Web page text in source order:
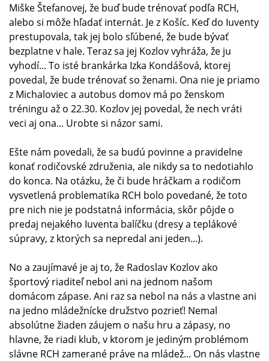
Miške Štefanovej, že buď bude trénovať podľa RCH,
alebo si môže hľadať internát. Je z Košíc. Keď do Iuventy
prestupovala, tak jej bolo sľúbené, že bude bývať
bezplatne v hale. Teraz sa jej Kozlov vyhráža, že ju
vyhodí... To isté brankárka Izka Kondášová, ktorej
povedal, že bude trénovať so ženami. Ona nie je priamo
z Michaloviec a autobus domov má po ženskom
tréningu až o 22.30. Kozlov jej povedal, že nech vráti
veci aj ona... Urobte si názor sami.
Ešte nám povedali, že sa budú povinne a pravidelne
konať rodičovské združenia, ale nikdy sa to nedotiahlo
do konca. Na otázku, že či bude hráčkam a rodičom
vysvetlená problematika RCH bolo povedané, že toto
pre nich nie je podstatná informácia, skôr pôjde o
predaj nejakého Iuventa balíčku (dresy a teplákové
súpravy, z ktorých sa nepredal ani jeden...).
No a zaujímavé je aj to, že Radoslav Kozlov ako
športový riaditeľ nebol ani na jednom našom
domácom zápase. Ani raz sa nebol na nás a vlastne ani
na jedno mládežnícke družstvo pozrieť! Nemal
absolútne žiaden záujem o našu hru a zápasy, no
hlavne, že riadi klub, v ktorom je jediným problémom
slávne RCH zamerané práve na mládež... On nás vlastne